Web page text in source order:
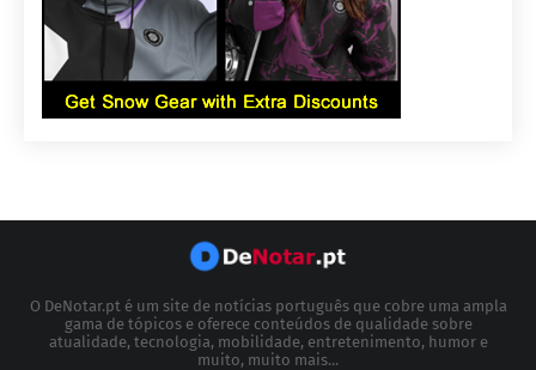
O DeNotar.pt é um site de notícias português que cobre uma ampla
gama de tópicos e oferece conteúdos de qualidade sobre
atualidade, tecnologia, mobilidade, entretenimento, humor e
muito, muito mais...